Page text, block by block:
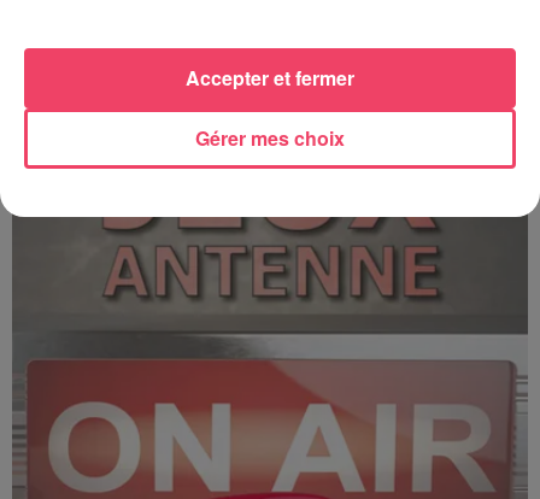
C'est plus ou c'est moins ? - 17 06 2026
Gérer mes choix
Accepter et fermer